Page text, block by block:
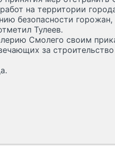
на территории
безопасности горожан,
Тулеев.
Смолего своим
за строительство